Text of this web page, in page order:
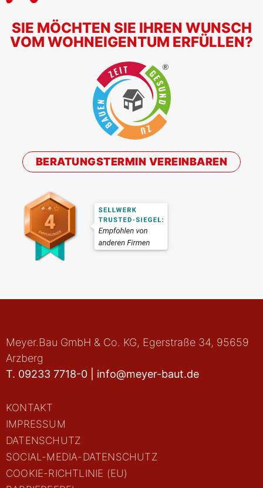
SIE MÖCHTEN SIE IHREN WUNSCH
VOM WOHNEIGENTUM ERFÜLLEN?
BERATUNGSTERMIN VEREINBAREN
Meyer.Bau GmbH & Co. KG, Egerstraße 34, 95659
Arzberg
T. 09233 7718-0 info@meyer-baut.de
KONTAKT
IMPRESSUM
DATENSCHUTZ
SOCIAL-MEDIA-DATENSCHUTZ
COOKIE-RICHTLINIE (EU)